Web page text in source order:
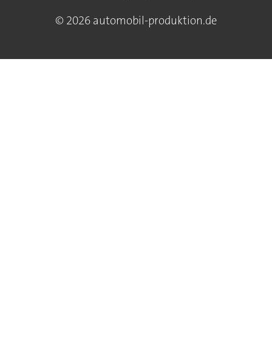
© 2026 automobil-produktion.de